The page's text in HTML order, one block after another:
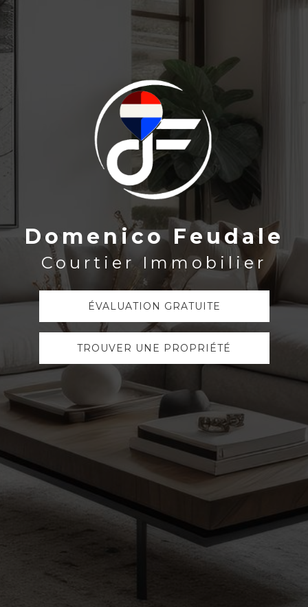
Domenico Feudale
Courtier Immobilier
ÉVALUATION GRATUITE
TROUVER UNE PROPRIÉTÉ
Domenico Feudale
Courtier Immobilier
ÉVALUATION GRATUITE
TROUVER UNE PROPRIÉTÉ